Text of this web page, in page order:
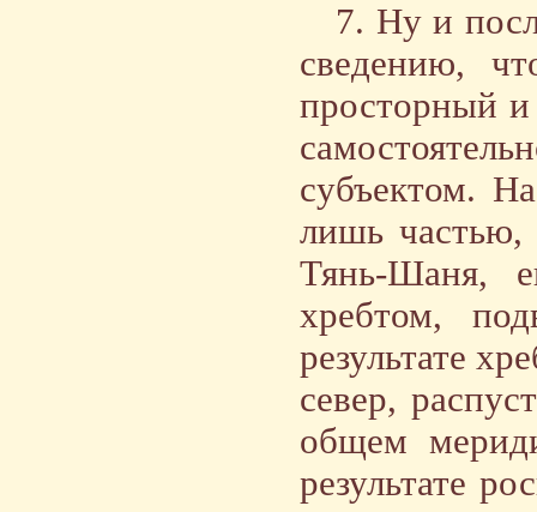
7. Ну и
сведению,
просторный и
субъектом.
лишь частью,
Тянь-Шаня,
хребтом,
результате
север,
общем
результате